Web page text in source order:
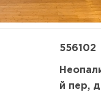
556102
й пер,